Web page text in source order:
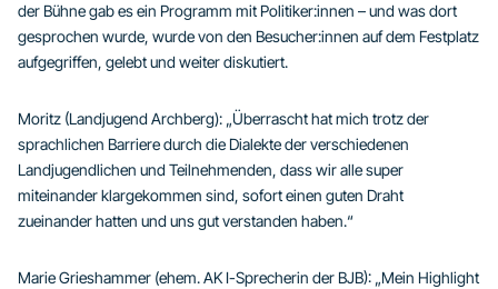
der Bühne gab es ein Programm mit Politiker:innen – und was dort
gesprochen wurde, wurde von den Besucher:innen auf dem Festplatz
aufgegriffen, gelebt und weiter diskutiert.
Moritz (Landjugend Archberg): „Überrascht hat mich trotz der
sprachlichen Barriere durch die Dialekte der verschiedenen
Landjugendlichen und Teilnehmenden, dass wir alle super
miteinander klargekommen sind, sofort einen guten Draht
zueinander hatten und uns gut verstanden haben.“
Marie Grieshammer (ehem. AK I-Sprecherin der BJB): „Mein Highlight